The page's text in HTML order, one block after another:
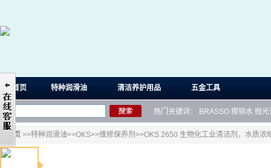
首页 特种润滑油 清洁养护用品 五金工具
热门关键词： BRASSO 擦铜水 抛光
首页 >>特种润滑油>>OKS>>维修保养剂 >>OKS 2650 生物化工业清洁剂，水质浓